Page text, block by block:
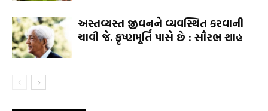
અસ્તવ્યસ્ત જીવનને વ્યવસ્થિત કરવાની
ચાવી જે. કૃષ્ણમૂર્તિ પાસે છે : સૌરભ શાહ